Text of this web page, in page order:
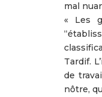
mal
« Les
Tardif.
de
nôtre,